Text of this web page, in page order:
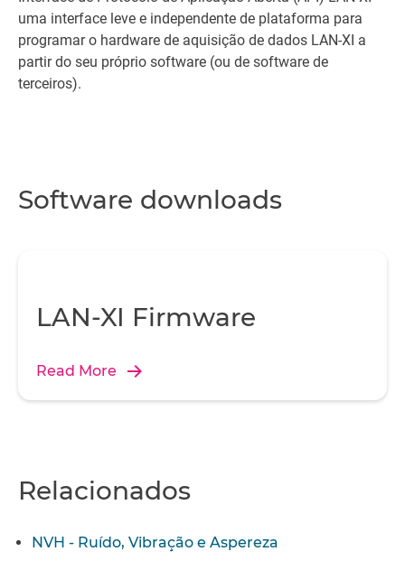
uma interface leve e independente de plataforma para
programar o hardware de aquisição de dados LAN-XI a
partir do seu próprio software (ou de software de
terceiros).
Software downloads
LAN-XI Firmware
Read More
Relacionados
NVH - Ruído, Vibração e Aspereza